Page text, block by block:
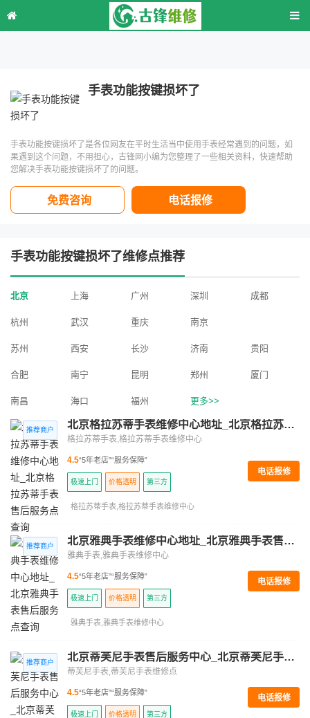
手表功能按键损坏了
手表功能按键损坏了是各位网友在平时生活当中使用手表经常遇到的问题，如
果遇到这个问题，不用担心，古锋网小编为您整理了一些相关资料，快速帮助
您解决手表功能按键损坏了的问题。
免费咨询 电话报修
手表功能按键损坏了维修点推荐
北京 上海 广州 深圳 成都
杭州 武汉 重庆 南京
苏州 西安 长沙 济南 贵阳
合肥 南宁 昆明 郑州 厦门
南昌 海口 福州 更多>>
北京格拉苏蒂手表维修中心地址_北京格拉苏蒂手表售后服务点查询
格拉苏蒂手表,格拉苏蒂手表维修中心
4.5“5年老店”“服务保障”
极速上门 价格透明 第三方
格拉苏蒂手表,格拉苏蒂手表维修中心
电话报修
北京雅典手表维修中心地址_北京雅典手表售后服务点查询
雅典手表,雅典手表维修中心
4.5“5年老店”“服务保障”
极速上门 价格透明 第三方
雅典手表,雅典手表维修中心
电话报修
北京蒂芙尼手表售后服务中心_北京蒂芙尼手表维修点地址查询
蒂芙尼手表,蒂芙尼手表维修点
4.5“5年老店”“服务保障”
极速上门 价格透明 第三方
电话报修